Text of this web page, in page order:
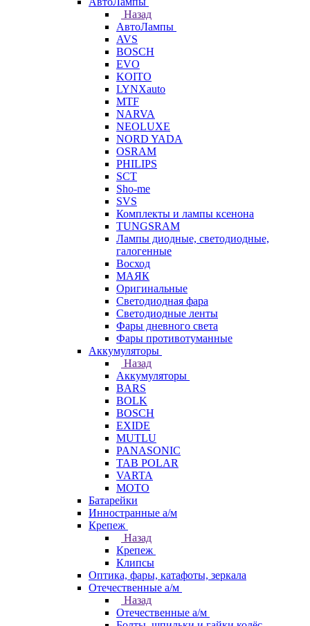
Назад
АвтоЛампы
AVS
BOSCH
EVO
KOITO
LYNXauto
MTF
NARVA
NEOLUXE
NORD YADA
OSRAM
PHILIPS
SCT
Sho-me
SVS
Комплекты и лампы ксенона
TUNGSRAM
Лампы диодные, светодиодные,
галогенные
Восход
МАЯК
Оригинальные
Светодиодная фара
Светодиодные ленты
Фары дневного света
Фары противотуманные
Аккумуляторы
Назад
Аккумуляторы
BARS
BOLK
BOSCH
EXIDE
MUTLU
PANASONIC
TAB POLAR
VARTA
МОТО
Батарейки
Инностранные а/м
Крепеж
Назад
Крепеж
Клипсы
Оптика, фары, катафоты, зеркала
Отечественные а/м
Назад
Отечественные а/м